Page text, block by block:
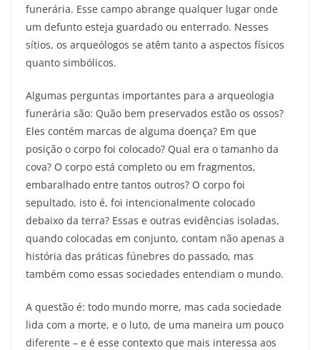
funerária. Esse campo abrange qualquer lugar onde
um defunto esteja guardado ou enterrado. Nesses
sítios, os arqueólogos se atêm tanto a aspectos físicos
quanto simbólicos.
Algumas perguntas importantes para a arqueologia
funerária são: Quão bem preservados estão os ossos?
Eles contém marcas de alguma doença? Em que
posição o corpo foi colocado? Qual era o tamanho da
cova? O corpo está completo ou em fragmentos,
embaralhado entre tantos outros? O corpo foi
sepultado, isto é, foi intencionalmente colocado
debaixo da terra? Essas e outras evidências isoladas,
quando colocadas em conjunto, contam não apenas a
história das práticas fúnebres do passado, mas
também como essas sociedades entendiam o mundo.
A questão é: todo mundo morre, mas cada sociedade
lida com a morte, e o luto, de uma maneira um pouco
diferente – e é esse contexto que mais interessa aos